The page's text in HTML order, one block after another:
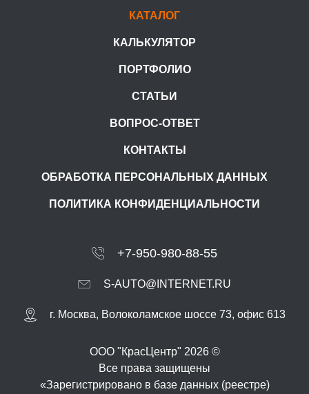
КАТАЛОГ
КАЛЬКУЛЯТОР
ПОРТФОЛИО
СТАТЬИ
ВОПРОС-ОТВЕТ
КОНТАКТЫ
ОБРАБОТКА ПЕРСОНАЛЬНЫХ ДАННЫХ
ПОЛИТИКА КОНФИДЕНЦИАЛЬНОСТИ
+7-950-980-88-55
S-AUTO@INTERNET.RU
г. Москва, Волоколамское шоссе 73, офис 613
ООО "КрасЦентр" 2026 ©
Все права защищены
«Зарегистрировано в базе данных (реестре)